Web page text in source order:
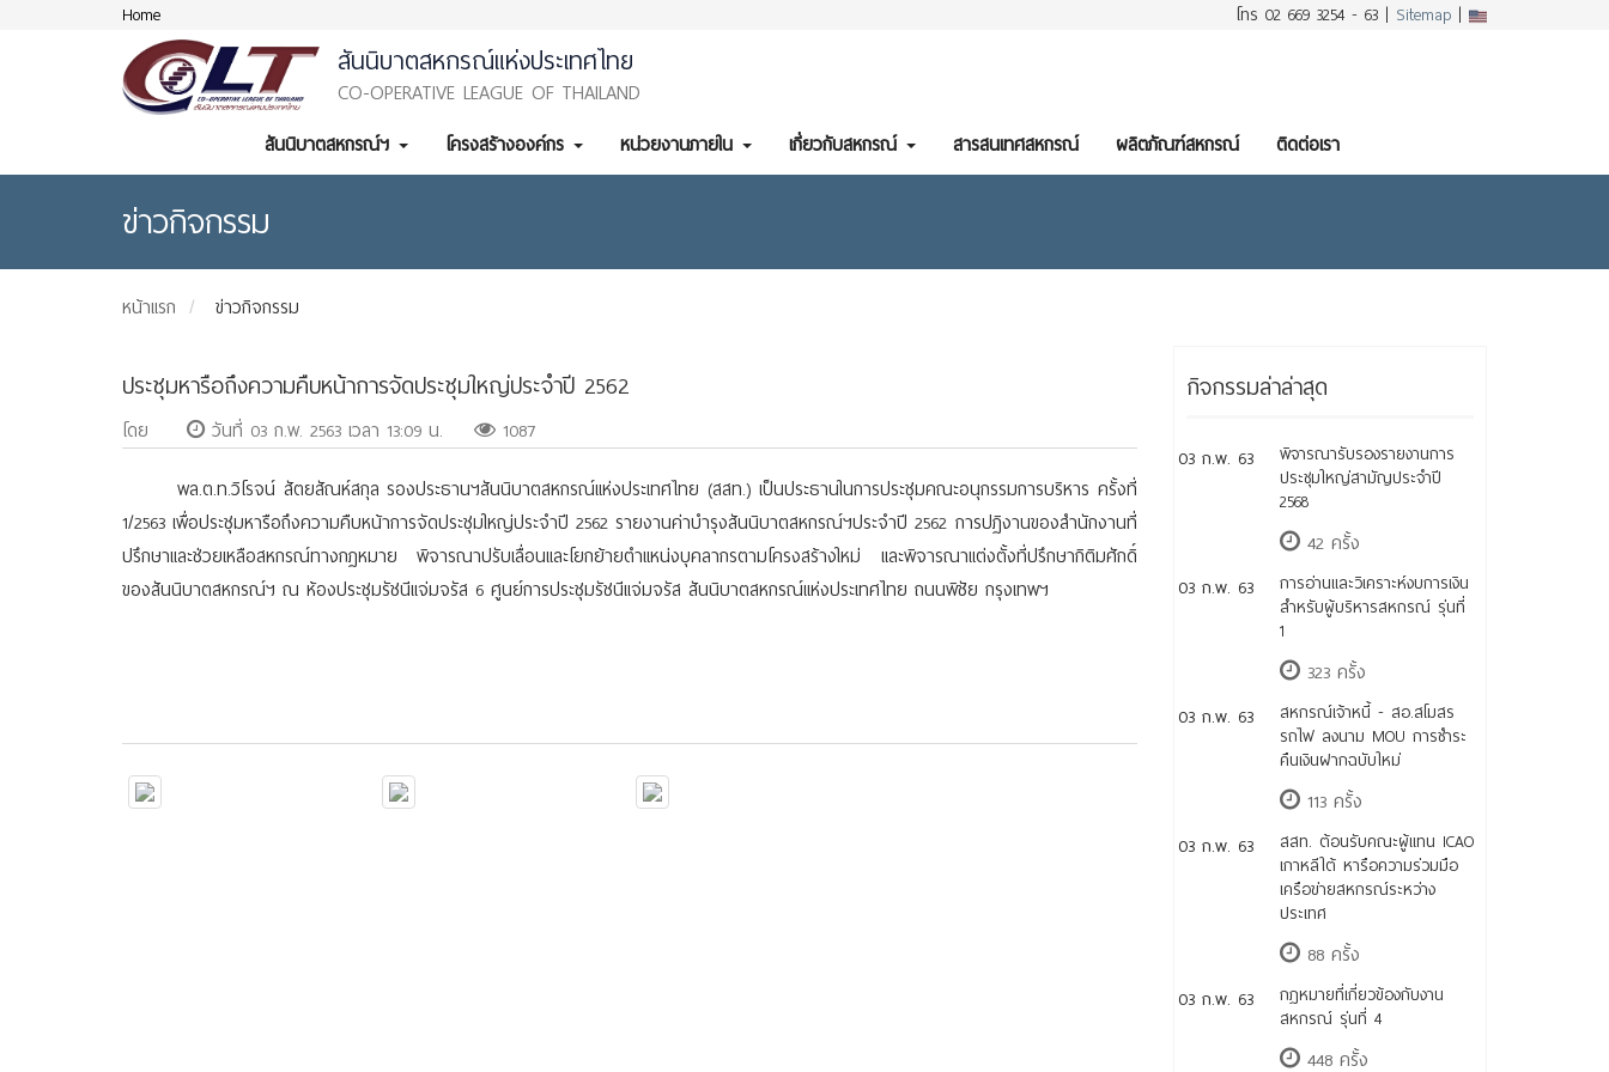
Home โทร 02 669 3254 - 63 | Sitemap |
สันนิบาตสหกรณ์แห่งประเทศไทย
CO-OPERATIVE LEAGUE OF THAILAND
สันนิบาตสหกรณ์ฯ โครงสร้างองค์กร หน่วยงานภายใน เกี่ยวกับสหกรณ์ สารสนเทศสหกรณ์ ผลิตภัณฑ์สหกรณ์ ติดต่อเรา
ข่าวกิจกรรม
หน้าแรก ข่าวกิจกรรม
ประชุมหารือถึงความคืบหน้าการจัดประชุมใหญ่ประจำปี 2562
โดย วันที่ 03 ก.พ. 2563 เวลา 13:09 น.
1087
พล.ต.ท.วิโรจน์ สัตยสัณห์สกุล รองประธานฯสันนิบาตสหกรณ์แห่งประเทศไทย (สสท.) เป็นประธานในการประชุมคณะอนุกรรมการบริหาร ครั้งที่
1/2563 เพื่อประชุมหารือถึงความคืบหน้าการจัดประชุมใหญ่ประจำปี 2562 รายงานค่าบำรุงสันนิบาตสหกรณ์ฯประจำปี 2562 การปฏิงานของสำนักงานที่
ปรึกษาและช่วยเหลือสหกรณ์ทางกฏหมาย พิจารณาปรับเลื่อนและโยกย้ายตำแหน่งบุคลากรตามโครงสร้างใหม่ และพิจารณาแต่งตั้งที่ปรึกษากิติมศักดิ์
ของสันนิบาตสหกรณ์ฯ ณ ห้องประชุมรัชนีแจ่มจรัส 6 ศูนย์การประชุมรัชนีแจ่มจรัส สันนิบาตสหกรณ์แห่งประเทศไทย ถนนพิชัย กรุงเทพฯ
กิจกรรมล่าล่าสุด
03 ก.พ. 63
พิจารณารับรองรายงานการ
ประชุมใหญ่สามัญประจำปี
2568
42 ครั้ง
03 ก.พ. 63
การอ่านและวิเคราะห์งบการเงิน
สำหรับผู้บริหารสหกรณ์ รุ่นที่
1
323 ครั้ง
03 ก.พ. 63
สหกรณ์เจ้าหนี้ - สอ.สโมสร
รถไฟ ลงนาม MOU การชำระ
คืนเงินฝากฉบับใหม่
113 ครั้ง
03 ก.พ. 63
สสท. ต้อนรับคณะผู้แทน ICAO
เกาหลีใต้ หารือความร่วมมือ
เครือข่ายสหกรณ์ระหว่าง
ประเทศ
88 ครั้ง
03 ก.พ. 63
กฎหมายที่เกี่ยวข้องกับงาน
สหกรณ์ รุ่นที่ 4
448 ครั้ง